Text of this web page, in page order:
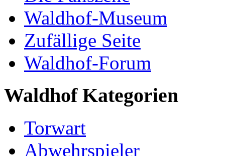
Waldhof-Museum
Zufällige Seite
Waldhof-Forum
Waldhof Kategorien
Torwart
Abwehrspieler